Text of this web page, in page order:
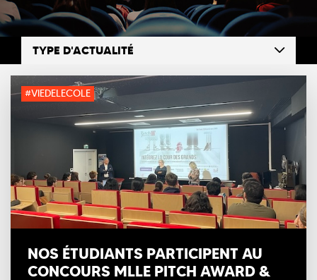
TYPE D'ACTUALITÉ
#VIEDELECOLE
NOS ÉTUDIANTS PARTICIPENT AU
CONCOURS MLLE PITCH AWARD &